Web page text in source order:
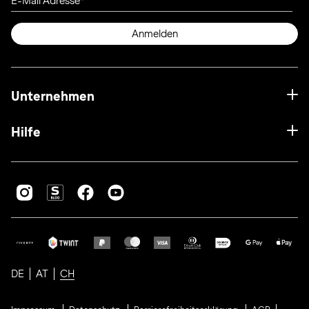
Anmelden
Unternehmen
Hilfe
DE AT CH